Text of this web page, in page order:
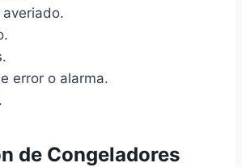
error o alarma.
de Congeladores